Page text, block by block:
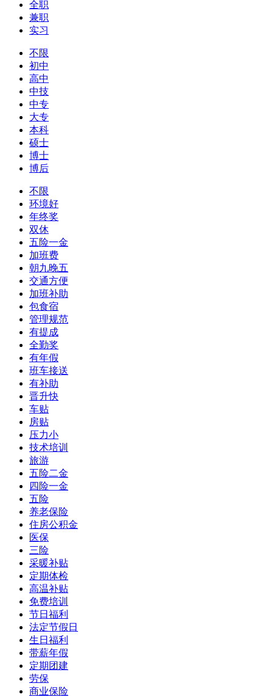
全职
兼职
实习
不限
初中
高中
中技
中专
大专
本科
硕士
博士
博后
不限
环境好
年终奖
双休
五险一金
加班费
朝九晚五
交通方便
加班补助
包食宿
管理规范
有提成
全勤奖
有年假
班车接送
有补助
晋升快
车贴
房贴
压力小
技术培训
旅游
五险二金
四险一金
五险
养老保险
住房公积金
医保
三险
采暖补贴
定期体检
高温补贴
免费培训
节日福利
法定节假日
生日福利
带薪年假
定期团建
劳保
商业保险